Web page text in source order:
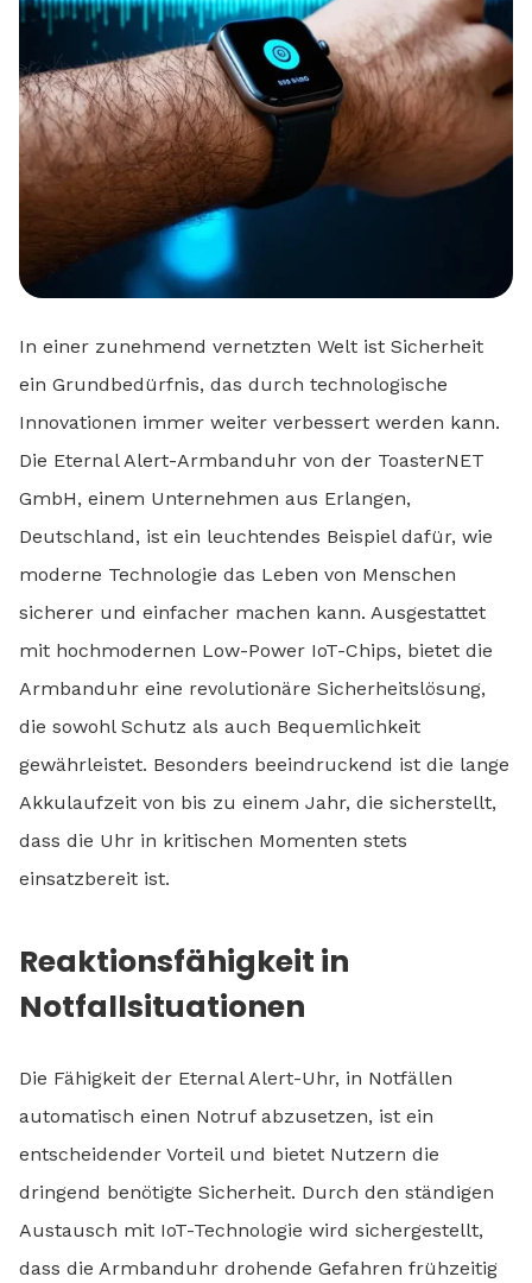
In einer zunehmend vernetzten Welt ist Sicherheit
ein Grundbedürfnis, das durch technologische
Innovationen immer weiter verbessert werden kann.
Die Eternal Alert-Armbanduhr von der ToasterNET
GmbH, einem Unternehmen aus Erlangen,
Deutschland, ist ein leuchtendes Beispiel dafür, wie
moderne Technologie das Leben von Menschen
sicherer und einfacher machen kann. Ausgestattet
mit hochmodernen Low-Power IoT-Chips, bietet die
Armbanduhr eine revolutionäre Sicherheitslösung,
die sowohl Schutz als auch Bequemlichkeit
gewährleistet. Besonders beeindruckend ist die lange
Akkulaufzeit von bis zu einem Jahr, die sicherstellt,
dass die Uhr in kritischen Momenten stets
einsatzbereit ist.
Reaktionsfähigkeit in
Notfallsituationen
Die Fähigkeit der Eternal Alert-Uhr, in Notfällen
automatisch einen Notruf abzusetzen, ist ein
entscheidender Vorteil und bietet Nutzern die
dringend benötigte Sicherheit. Durch den ständigen
Austausch mit IoT-Technologie wird sichergestellt,
dass die Armbanduhr drohende Gefahren frühzeitig